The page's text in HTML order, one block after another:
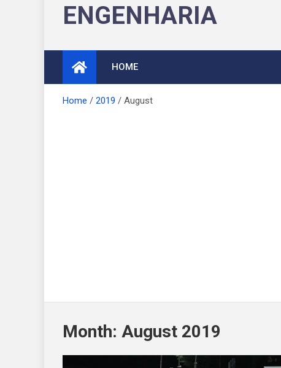
ENGENHARIA
HOME
Home 2019 August
Month: August 2019